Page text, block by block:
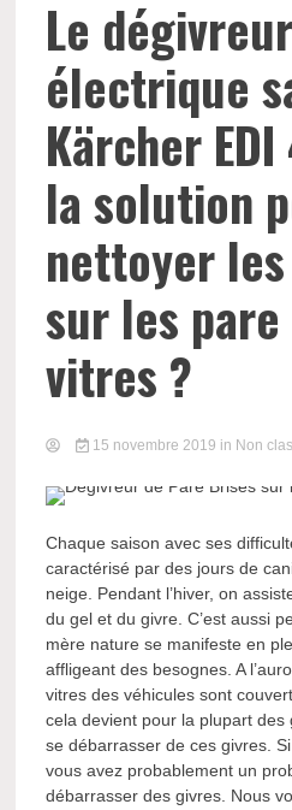
Le dégivreur
électrique
Kärcher
la solution
nettoyer
sur les
vitres ?
15 novembre 2019 in Non
Chaque saison avec ses
caractérisé par des jours de
neige. Pendant l’hiver, on
du gel et du givre. C’est aussi
mère nature se manifeste en
affligeant des besognes. A
vitres des véhicules sont
cela devient pour la plupart des
se débarrasser de ces givres.
vous avez probablement un
débarrasser des givres. Nous